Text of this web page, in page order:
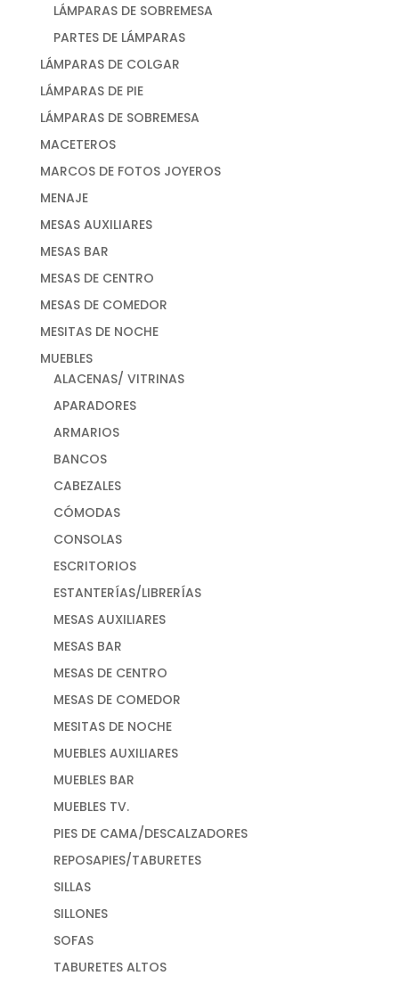
LÁMPARAS DE SOBREMESA
PARTES DE LÁMPARAS
LÁMPARAS DE COLGAR
LÁMPARAS DE PIE
LÁMPARAS DE SOBREMESA
MACETEROS
MARCOS DE FOTOS JOYEROS
MENAJE
MESAS AUXILIARES
MESAS BAR
MESAS DE CENTRO
MESAS DE COMEDOR
MESITAS DE NOCHE
MUEBLES
ALACENAS/ VITRINAS
APARADORES
ARMARIOS
BANCOS
CABEZALES
CÓMODAS
CONSOLAS
ESCRITORIOS
ESTANTERÍAS/LIBRERÍAS
MESAS AUXILIARES
MESAS BAR
MESAS DE CENTRO
MESAS DE COMEDOR
MESITAS DE NOCHE
MUEBLES AUXILIARES
MUEBLES BAR
MUEBLES TV.
PIES DE CAMA/DESCALZADORES
REPOSAPIES/TABURETES
SILLAS
SILLONES
SOFAS
TABURETES ALTOS